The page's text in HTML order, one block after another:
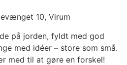
10, Virum
på jorden, fyldt med god
med idéer – store som små.
med til at gøre en forskel!